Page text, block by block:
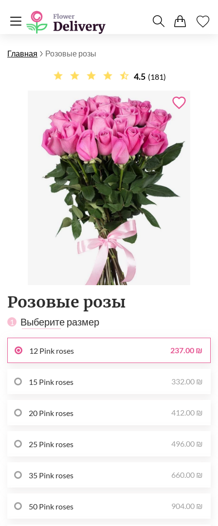
Главная Розовые розы
4.5 (181)
Розовые розы
1 Выберите размер
12 Pink roses 237.00 ₪
15 Pink roses 332.00 ₪
20 Pink roses 412.00 ₪
25 Pink roses 496.00 ₪
35 Pink roses 660.00 ₪
50 Pink roses 904.00 ₪